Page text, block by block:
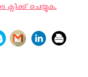
ചെയ്യുക.